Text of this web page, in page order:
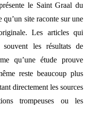
le Saint Graal du
site raconte sur une
Les articles qui
les résultats de
qu’une étude prouve
reste beaucoup plus
directement les sources
trompeuses ou les